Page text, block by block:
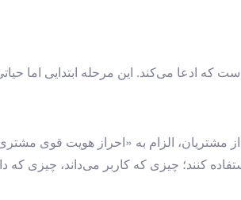
ادعا می‌کند. این مرحله ابتدایی اما
کنند؛ چیزی که کاربر می‌داند، چیزی